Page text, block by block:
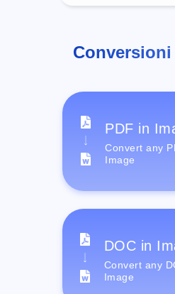
PDF in
Convert any
Image
DOC in
Convert any
Image